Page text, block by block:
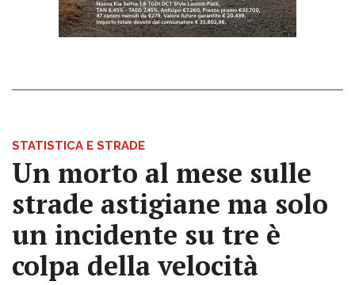
STATISTICA E STRADE
Un morto al mese sulle
strade astigiane ma solo
un incidente su tre è
colpa della velocità